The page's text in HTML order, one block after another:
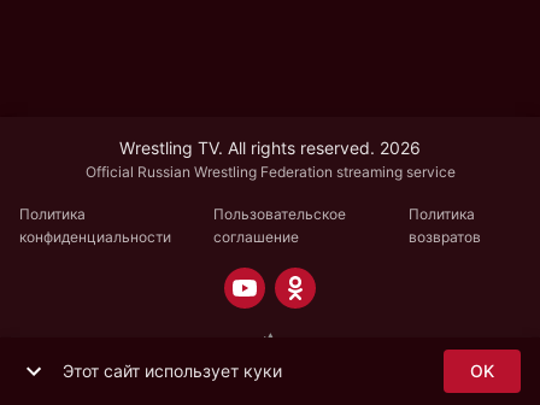
Wrestling TV. All rights reserved. 2026
Official Russian Wrestling Federation streaming service
Политика
конфиденциальности
Пользовательское
соглашение
Политика
возвратов
Этот сайт использует куки OK